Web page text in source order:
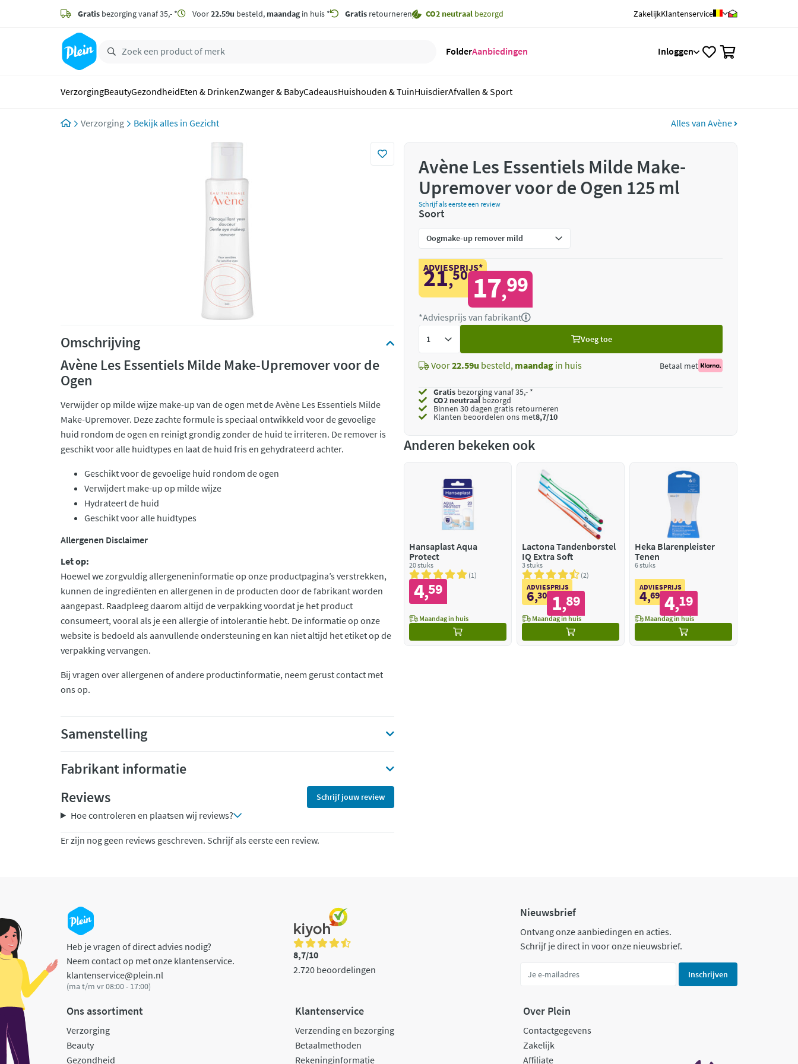
zoeken
hoofdinhoud
Gratis bezorging vanaf 35,- * Voor22.59u besteld, maandagin huis * Gratis retourneren CO2 neutraal bezorgd ZakelijkKlantenservice
FolderAanbiedingen Inloggen
VerzorgingBeautyGezondheidEten & DrinkenZwanger & BabyCadeausHuishouden & TuinHuisdierAfvallen & Sport
Verzorging Gezicht Alles van Avène
Omschrijving
Avène Les Essentiels Milde Make-Upremover voor de
Ogen
Verwijder op milde wijze make-up van de ogen met de Avène Les Essentiels Milde
Make-Upremover. Deze zachte formule is speciaal ontwikkeld voor de gevoelige
huid rondom de ogen en reinigt grondig zonder de huid te irriteren. De remover is
geschikt voor alle huidtypes en laat de huid fris en gehydrateerd achter.
Geschikt voor de gevoelige huid rondom de ogen
Verwijdert make-up op milde wijze
Hydrateert de huid
Geschikt voor alle huidtypes
Allergenen Disclaimer
Let op:
Hoewel we zorgvuldig allergeneninformatie op onze productpagina’s verstrekken,
kunnen de ingrediënten en allergenen in de producten door de fabrikant worden
aangepast. Raadpleeg daarom altijd de verpakking voordat je het product
consumeert, vooral als je een allergie of intolerantie hebt. De informatie op onze
website is bedoeld als aanvullende ondersteuning en kan niet altijd het etiket op de
verpakking vervangen.
Bij vragen over allergenen of andere productinformatie, neem gerust contact met
ons op.
Samenstelling
Fabrikant informatie
Reviews
Schrijf jouw review
Hoe controleren en plaatsen wij reviews?
Er zijn nog geen reviews geschreven. Schrijf als eerste een review.
Avène Les Essentiels Milde Make-
Upremover voor de Ogen 125 ml
Schrijf als eerste een review
Soort
ADVIESPRIJS*
21,50 17,99
*Adviesprijs van fabrikant
Voeg toe
Voor22.59u besteld, maandag in huis Betaal met
Gratis bezorging vanaf 35,- *
CO2 neutraalbezorgd
Binnen 30 dagen gratis retourneren
Klanten beoordelen ons met8,7/10
Anderen bekeken ook
Hansaplast Aqua
Protect
20 stuks
1
4,59
Maandag in huis
Lactona Tandenborstel
IQ Extra Soft
3 stuks
2
ADVIESPRIJS
6,30 1,89
Maandag in huis
Heka Blarenpleister
Tenen
6 stuks
ADVIESPRIJS
4,69 4,19
Maandag in huis
Heb je vragen of direct advies nodig?
Neem contact op met onze klantenservice.
klantenservice@plein.nl
(ma t/m vr 08:00 - 17:00)
8,7/10
2.720 beoordelingen
Nieuwsbrief
Ontvang onze aanbiedingen en acties.
Schrijf je direct in voor onze nieuwsbrief.
Inschrijven
Ons assortiment
Verzorging
Beauty
Gezondheid
Klantenservice
Verzending en bezorging
Betaalmethoden
Rekeninginformatie
Over Plein
Contactgegevens
Zakelijk
Affiliate